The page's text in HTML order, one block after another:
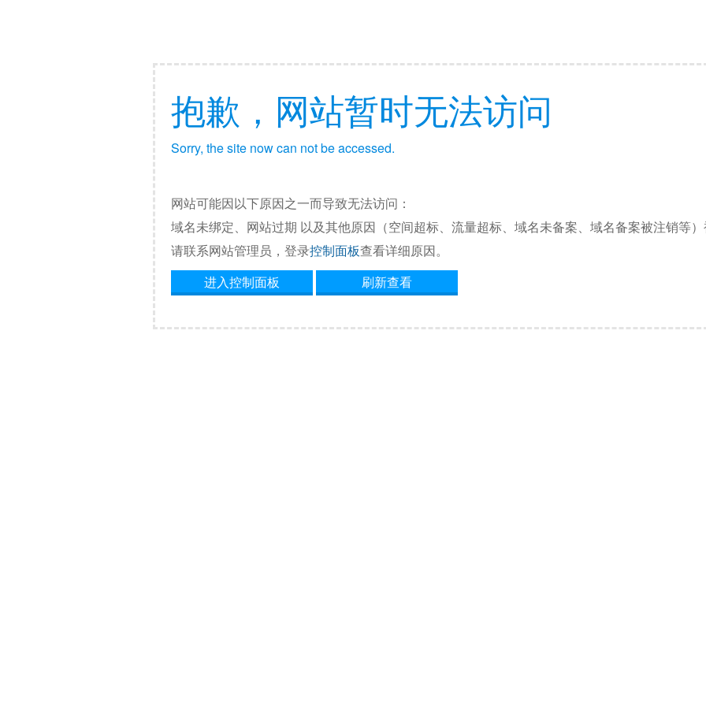
抱歉，网站暂时无法访问
Sorry, the site now can not be accessed.
网站可能因以下原因之一而导致无法访问：
域名未绑定、网站过期 以及其他原因（空间超标、流量超标、域名未备案、域名备案被注销等）
请联系网站管理员，登录控制面板查看详细原因。
进入控制面板
刷新查看